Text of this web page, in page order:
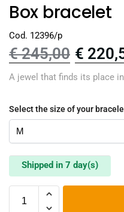
Box bracelet
Cod. 12396/p
€245,00 €
A jewel that finds its place
Select the size of your
Shipped in 7 day(s)